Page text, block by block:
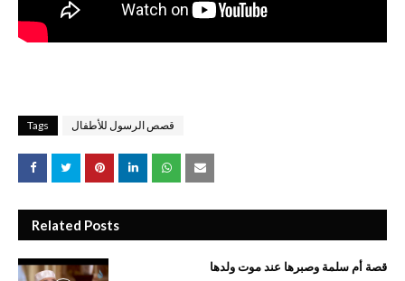
Tags قصص الرسول للأطفال
Related Posts
قصة أم سلمة وصبرها عند موت ولدها